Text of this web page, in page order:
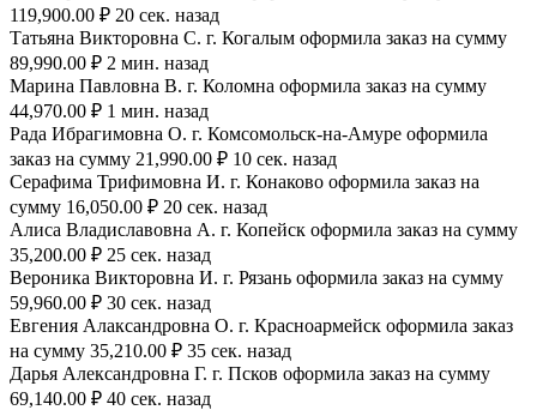
119,900.00 ₽ 20 сек. назад
Татьяна Викторовна С. г. Когалым оформила заказ на сумму
89,990.00 ₽ 2 мин. назад
Марина Павловна В. г. Коломна оформила заказ на сумму
44,970.00 ₽ 1 мин. назад
Рада Ибрагимовна О. г. Комсомольск-на-Амуре оформила
заказ на сумму 21,990.00 ₽ 10 сек. назад
Серафима Трифимовна И. г. Конаково оформила заказ на
сумму 16,050.00 ₽ 20 сек. назад
Алиса Владиславовна А. г. Копейск оформила заказ на сумму
35,200.00 ₽ 25 сек. назад
Вероника Викторовна И. г. Рязань оформила заказ на сумму
59,960.00 ₽ 30 сек. назад
Евгения Алаксандровна О. г. Красноармейск оформила заказ
на сумму 35,210.00 ₽ 35 сек. назад
Дарья Александровна Г. г. Псков оформила заказ на сумму
69,140.00 ₽ 40 сек. назад